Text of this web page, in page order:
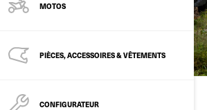
MOTOS
PIÈCES, ACCESSOIRES & VÊTEMENTS
CONFIGURATEUR